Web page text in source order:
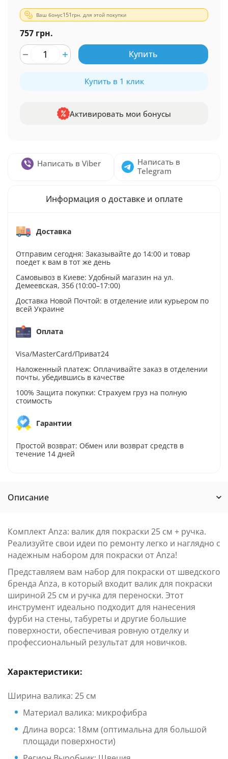
Ваш бонус151 грн. для этой покупки
757 грн.
Купить
Купить в 1 клик
Активировать мои бонусы
Написать в Viber
Написать в
Telegram
Информация о доставке и оплате
Доставка
Отправим сегодня: Заказывайте до 14:00 и товар
поедет к вам в тот же день
Самовывоз в Киеве: Удобный магазин на ул.
Демеевская, 35б (10:00–17:00)
Доставка Новой Почтой: в отделение или курьером по
всей Украине
Оплата
Visa/MasterCard/Приват24
Наложенный платеж: Оплачивайте заказ в отделении
почты, убедившись в качестве
100% Защита покупки: Страхуем груз на полную
стоимость
Гарантии
Простой возврат: Обмен или возврат средств в
течение 14 дней
Описание
Комплект Anza: валик для покраски 25 см + ручка.
Реализуйте свои идеи по ремонту легко и наглядно с
надежным набором для покраски от Anza!
Представляем вам набор для покраски от шведского
бренда Anza, в который входит валик для покраски
шириной 25 см и ручка для переноски. Этот
инструмент идеально подходит для нанесения
фурби на стены, табуреты и другие большие
поверхности, обеспечивая ровную отделку и
профессиональный результат для новичков.
Характеристики:
Ширина валика: 25 см
Материал валика: микрофибра
Длина ворса: 18мм (оптимальна для большой
площади поверхности)